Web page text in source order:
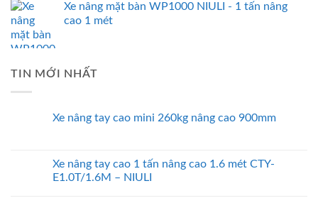
Xe nâng mặt bàn WP1000 NIULI - 1 tấn nâng
cao 1 mét
TIN MỚI NHẤT
Xe nâng tay cao mini 260kg nâng cao 900mm
Xe nâng tay cao 1 tấn nâng cao 1.6 mét CTY-
E1.0T/1.6M – NIULI